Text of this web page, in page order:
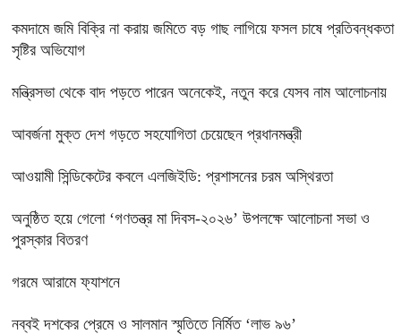
কমদামে জমি বিক্রি না করায় জমিতে বড় গাছ লাগিয়ে ফসল চাষে প্রতিবন্ধকতা
সৃষ্টির অভিযোগ
মন্ত্রিসভা থেকে বাদ পড়তে পারেন অনেকেই, নতুন করে যেসব নাম আলোচনায়
আবর্জনা মুক্ত দেশ গড়তে সহযোগিতা চেয়েছেন প্রধানমন্ত্রী
‎আওয়ামী সিন্ডিকেটের কবলে এলজিইডি: প্রশাসনের চরম অস্থিরতা
অনুষ্ঠিত হয়ে গেলো ‘গণতন্ত্র মা দিবস-২০২৬’ উপলক্ষে আলোচনা সভা ও
পুরস্কার বিতরণ
গরমে আরামে ফ্যাশনে
নব্বই দশকের প্রেমে ও সালমান স্মৃতিতে নির্মিত ‘লাভ ৯৬’